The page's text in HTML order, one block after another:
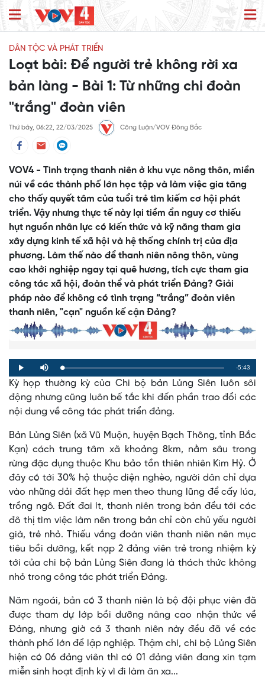
DÂN TỘC VÀ PHÁT TRIỂN
Loạt bài: Để người trẻ không rời xa
bản làng - Bài 1: Từ những chi đoàn
"trắng" đoàn viên
Thứ bảy, 06:22, 22/03/2025 Công Luận/VOV Đông Bắc
VOV4 - Tình trạng thanh niên ở khu vực nông thôn, miền
núi về các thành phố lớn học tập và làm việc gia tăng
cho thấy quyết tâm của tuổi trẻ tìm kiếm cơ hội phát
triển. Vậy nhưng thực tế này lại tiềm ẩn nguy cơ thiếu
hụt nguồn nhân lực có kiến thức và kỹ năng tham gia
xây dựng kinh tế xã hội và hệ thống chính trị của địa
phương. Làm thế nào để thanh niên nông thôn, vùng
cao khởi nghiệp ngay tại quê hương, tích cực tham gia
công tác xã hội, đoàn thể và phát triển Đảng? Giải
pháp nào để không có tình trạng “trắng” đoàn viên
thanh niên, "cạn" nguồn kế cận Đảng?
Play Mute Loaded:
0%
Progress:
0%
Remaining
Time
-5:43
Kỳ họp thường kỳ của Chi bộ bản Lủng Siên luôn sôi
động nhưng cũng luôn bế tắc khi đến phần trao đổi các
nội dung về công tác phát triển đảng.
Bản Lủng Siên (xã Vũ Muộn, huyện Bạch Thông, tỉnh Bắc
Kạn) cách trung tâm xã khoảng 8km, nằm sâu trong
rừng đặc dụng thuộc Khu bảo tồn thiên nhiên Kim Hỷ. Ở
đây có tới 30% hộ thuộc diện nghèo, người dân chỉ dựa
vào những dải đất hẹp men theo thung lũng để cấy lúa,
trồng ngô. Đất đai ít, thanh niên trong bản đều tới các
đô thị tìm việc làm nên trong bản chỉ còn chủ yếu người
già, trẻ nhỏ. Thiếu vắng đoàn viên thanh niên nên mục
tiêu bồi dưỡng, kết nạp 2 đảng viên trẻ trong nhiệm kỳ
tới của chi bộ bản Lủng Siên đang là thách thức không
nhỏ trong công tác phát triển Đảng.
Năm ngoái, bản có 3 thanh niên là bộ đội phục viên đã
được tham dự lớp bồi dưỡng nâng cao nhận thức về
Đảng, nhưng giờ cả 3 thanh niên này đều đã về các
thành phố lớn để lập nghiệp. Thậm chí, chi bộ Lủng Siên
hiện có 06 đảng viên thì có 01 đảng viên đang xin tạm
miễn sinh hoạt định kỳ vì đi làm ăn xa...